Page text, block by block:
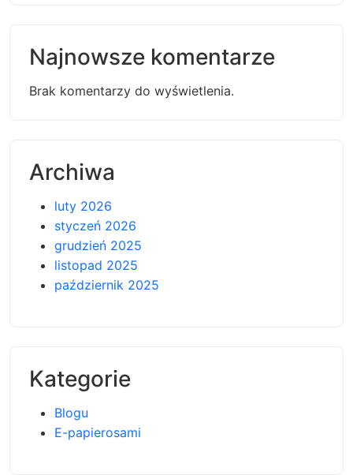
Najnowsze komentarze
Brak komentarzy do wyświetlenia.
Archiwa
luty 2026
styczeń 2026
grudzień 2025
listopad 2025
październik 2025
Kategorie
Blogu
E-papierosami